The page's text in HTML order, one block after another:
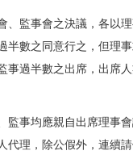
監事會之決議，各以理
半數之同意行之，但理
事過半數之出席，出席
事均應親自出席理事會
代理，除公假外，連續